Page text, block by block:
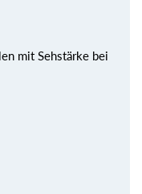
mit Sehstärke bei